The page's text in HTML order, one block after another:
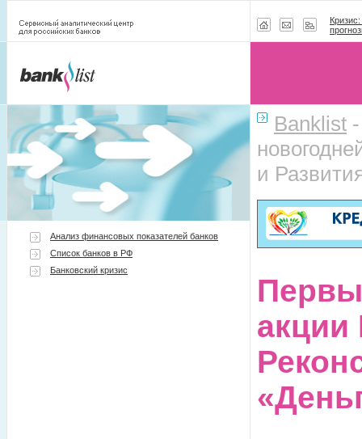
Анализ финансовых показателей банков
Список банков в РФ
Банковский кризис
Banklist
и
акции